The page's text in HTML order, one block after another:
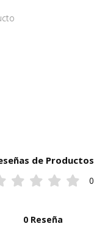
de Productos
0
0 Reseña